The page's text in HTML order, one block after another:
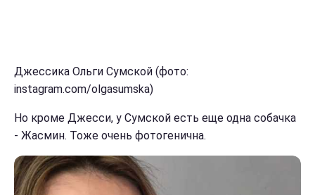
Джессика Ольги Сумской (фото:
instagram.com/olgasumska)
Но кроме Джесси, у Сумской есть еще одна собачка
- Жасмин. Тоже очень фотогенична.